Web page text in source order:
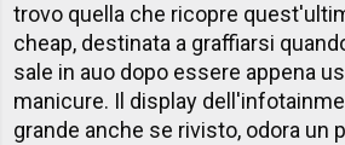
trovo quella che ricopre
cheap, destinata a graffiarsi
sale in auo dopo essere appena
manicure. Il display
grande anche se rivisto, odora un